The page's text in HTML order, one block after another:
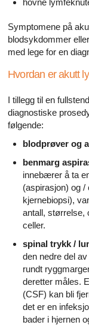
Symptomene på
blodsykdommer
med lege for en
Hvordan er akutt
I tillegg til en
diagnostiske
følgende:
blodprøver og
benmarg
innebærer å ta
(aspirasjon) og
kjernebiopsi),
antall, størrelse,
celler.
spinal trykk /
den nedre del
rundt
deretter måles.
(CSF) kan bli
det er en
bader i hjernen